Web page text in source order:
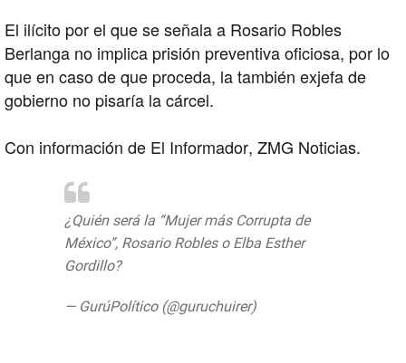
El ilícito por el que se señala a Rosario Robles
Berlanga no implica prisión preventiva oficiosa, por lo
que en caso de que proceda, la también exjefa de
gobierno no pisaría la cárcel.
Con información de El Informador, ZMG Noticias.
¿Quién será la “Mujer más Corrupta de
México”, Rosario Robles o Elba Esther
Gordillo?
— GurúPolítico (@guruchuirer)